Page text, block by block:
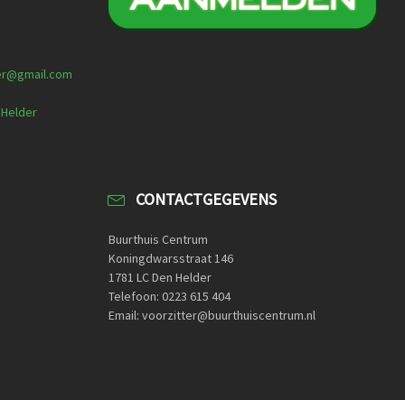
CONTACTGEGEVENS
Buurthuis Centrum
Koningdwarsstraat 146
1781 LC Den Helder
Telefoon: 0223 615 404
Email: voorzitter@buurthuiscentrum.nl